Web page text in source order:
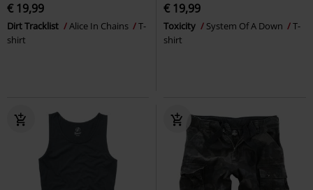
€ 19,99
Dirt Tracklist Alice In Chains
T-
shirt
€ 19,99
Toxicity System Of A Down
T-
shirt